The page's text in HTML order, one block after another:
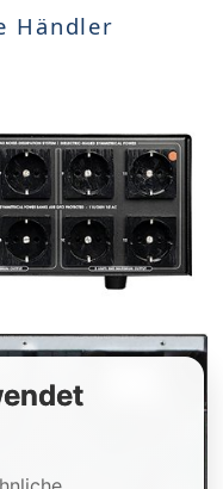
Händler